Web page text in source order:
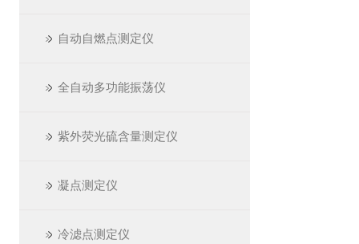
自动自燃点测定仪
全自动多功能振荡仪
紫外荧光硫含量测定仪
凝点测定仪
冷滤点测定仪